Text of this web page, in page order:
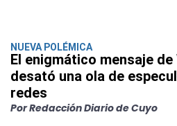
NUEVA POLÉMICA
El enigmático mensaje de
desató una ola de
redes
Por Redacción Diario de Cuyo